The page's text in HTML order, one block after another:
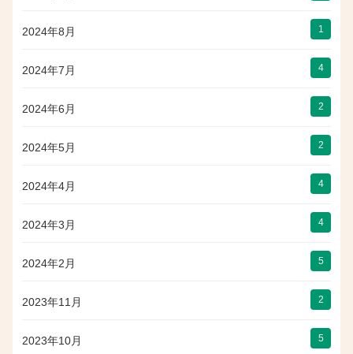
2024年8月 1
2024年7月 4
2024年6月 2
2024年5月 2
2024年4月 4
2024年3月 4
2024年2月 5
2023年11月 2
2023年10月 5